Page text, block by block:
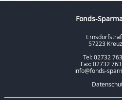
Fonds-
57223
Tel: 02732
Fax: 02732
info@fonds-